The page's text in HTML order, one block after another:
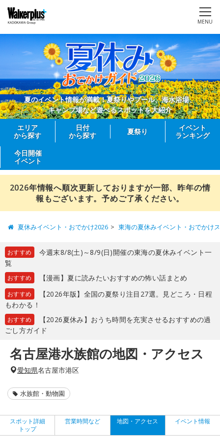
MENU
夏のイベント情報が満載！夏祭りやプール、海水浴場、
キャンプ場など遊べるスポットを大紹介
エリア
から探す
日付
から探す
夏祭り
イベント
ランキング
今日開催
イベント
2026年情報へ順次更新しておりますが一部、昨年の情
報もございます。予めご了承ください。
夏休みイベント・おでかけ2026 東海の夏休みイベント・おでかけ
おすすめ
今週末8/8(土)～8/9(日)開催の東海の夏休みイベント一
覧
おすすめ 【漫画】夏に読みたいおすすめの怖い話まとめ
おすすめ
【2026年版】全国の夏祭り注目27選。見どころ・日程
もわかる！
おすすめ
【2026夏休み】おうち時間を充実させるおすすめの過
ごし方ガイド
名古屋港水族館の地図・アクセス
愛知県名古屋市港区
水族館・動物園
スポット詳細
トップ
営業時間など 地図・アクセス イベント情報